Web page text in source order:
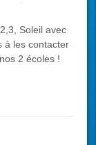
Soleil avec
à les contacter
2 écoles !